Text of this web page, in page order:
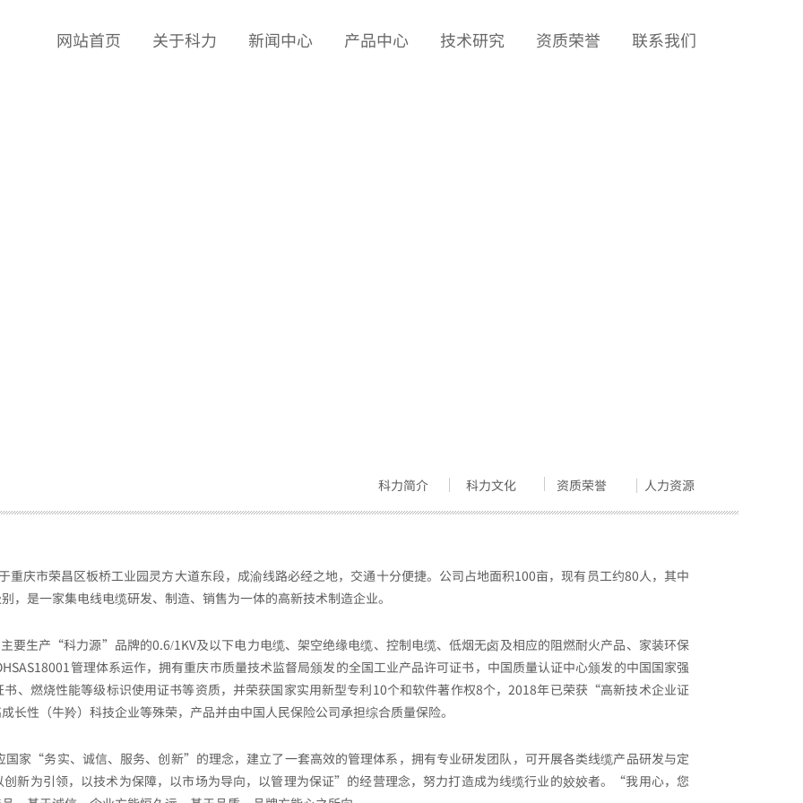
科力简介 科力文化 资质荣誉 人力资源
庆市荣昌区板桥工业园灵方大道东段，成渝线路必经之地，交通十分便捷。公司占地面积100亩，现有员工约80人，其中
，是一家集电线电缆研发、制造、销售为一体的高新技术制造企业。
生产“科力源”品牌的0.6/1KV及以下电力电缆、架空绝缘电缆、控制电缆、低烟无卤及相应的阻燃耐火产品、家装环保
管理体系运作，拥有重庆市质量技术监督局颁发的全国工业产品许可证书，中国质量认证中心颁发的中国国家强
、燃烧性能等级标识使用证书等资质，并荣获国家实用新型专利10个和软件著作权8个，2018年已荣获“高新技术企业证
性（牛羚）科技企业等殊荣，产品并由中国人民保险公司承担综合质量保险。
“务实、诚信、服务、创新”的理念，建立了一套高效的管理体系， 拥有专业研发团队，可开展各类线缆产品研发与定
新为引领，以技术为保障，以市场为导向，以管理为保证”的经营理念，努力打造成为线缆行业的姣姣者。“我用心，您
网站首页 关于科力 新闻中心 产品中心 技术研究 资质荣誉 联系我们